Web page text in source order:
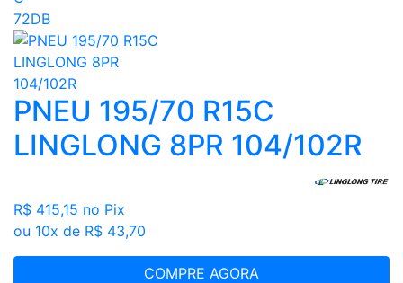
72DB
PNEU 195/70 R15C
LINGLONG 8PR 104/102R
R$ 415,15 no Pix
ou 10x de R$ 43,70
COMPRE AGORA